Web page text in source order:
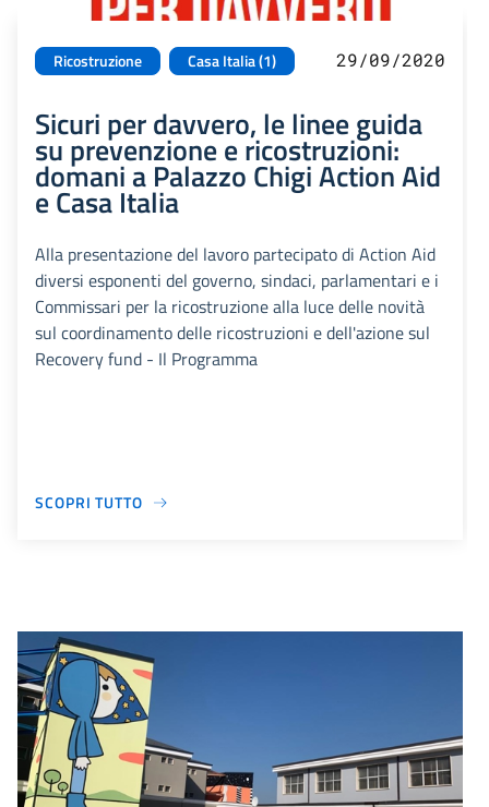
Ricostruzione Casa Italia (1) 29/09/2020
Sicuri per davvero, le linee guida
su prevenzione e ricostruzioni:
domani a Palazzo Chigi Action Aid
e Casa Italia
Alla presentazione del lavoro partecipato di Action Aid
diversi esponenti del governo, sindaci, parlamentari e i
Commissari per la ricostruzione alla luce delle novità
sul coordinamento delle ricostruzioni e dell'azione sul
Recovery fund - Il Programma
SCOPRI TUTTO